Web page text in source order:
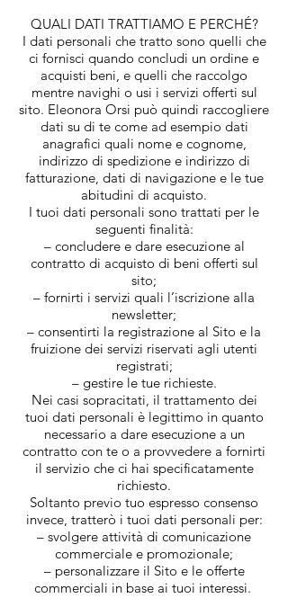
QUALI DATI TRATTIAMO E PERCHÉ?
I dati personali che tratto sono quelli che
ci fornisci quando concludi un ordine e
acquisti beni, e quelli che raccolgo
mentre navighi o usi i servizi offerti sul
sito. Eleonora Orsi può quindi raccogliere
dati su di te come ad esempio dati
anagrafici quali nome e cognome,
indirizzo di spedizione e indirizzo di
fatturazione, dati di navigazione e le tue
abitudini di acquisto.
I tuoi dati personali sono trattati per le
seguenti finalità:
– concludere e dare esecuzione al
contratto di acquisto di beni offerti sul
sito;
– fornirti i servizi quali l’iscrizione alla
newsletter;
– consentirti la registrazione al Sito e la
fruizione dei servizi riservati agli utenti
registrati;
– gestire le tue richieste.
Nei casi sopracitati, il trattamento dei
tuoi dati personali è legittimo in quanto
necessario a dare esecuzione a un
contratto con te o a provvedere a fornirti
il servizio che ci hai specificatamente
richiesto.
Soltanto previo tuo espresso consenso
invece, tratterò i tuoi dati personali per:
– svolgere attività di comunicazione
commerciale e promozionale;
– personalizzare il Sito e le offerte
commerciali in base ai tuoi interessi.